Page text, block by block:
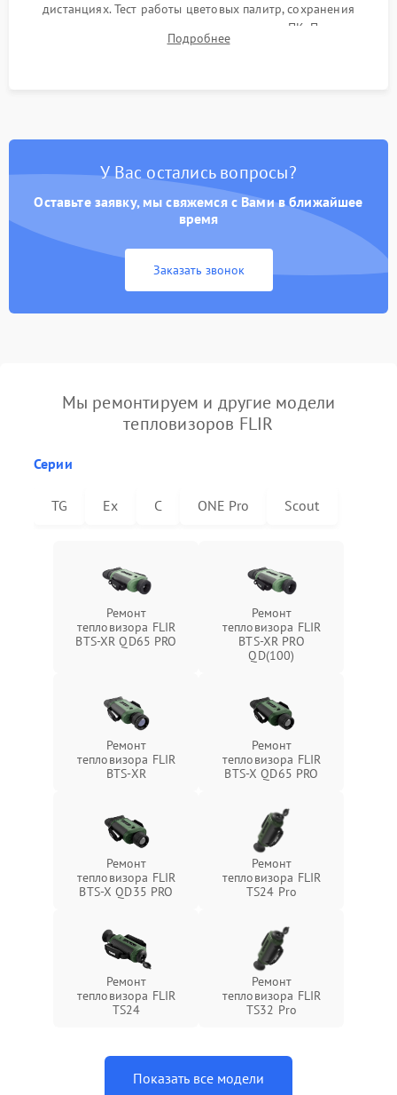
дистанциях. Тест работы цветовых палитр, сохранения
термограмм в память и передачи данных на ПК. Проверка
автономности работы и итоговый контроль качества.
Подробнее
У Вас остались вопросы?
Оставьте заявку, мы свяжемся с Вами в ближайшее
время
Заказать звонок
Мы ремонтируем и другие модели
тепловизоров FLIR
Серии
TG Ex C ONE Pro Scout
Ремонт
тепловизора FLIR
BTS-XR QD65 PRO
Ремонт
тепловизора FLIR
BTS-XR PRO
QD(100)
Ремонт
тепловизора FLIR
BTS-XR
Ремонт
тепловизора FLIR
BTS-X QD65 PRO
Ремонт
тепловизора FLIR
BTS-X QD35 PRO
Ремонт
тепловизора FLIR
TS24 Pro
Ремонт
тепловизора FLIR
TS24
Ремонт
тепловизора FLIR
TS32 Pro
Показать все модели